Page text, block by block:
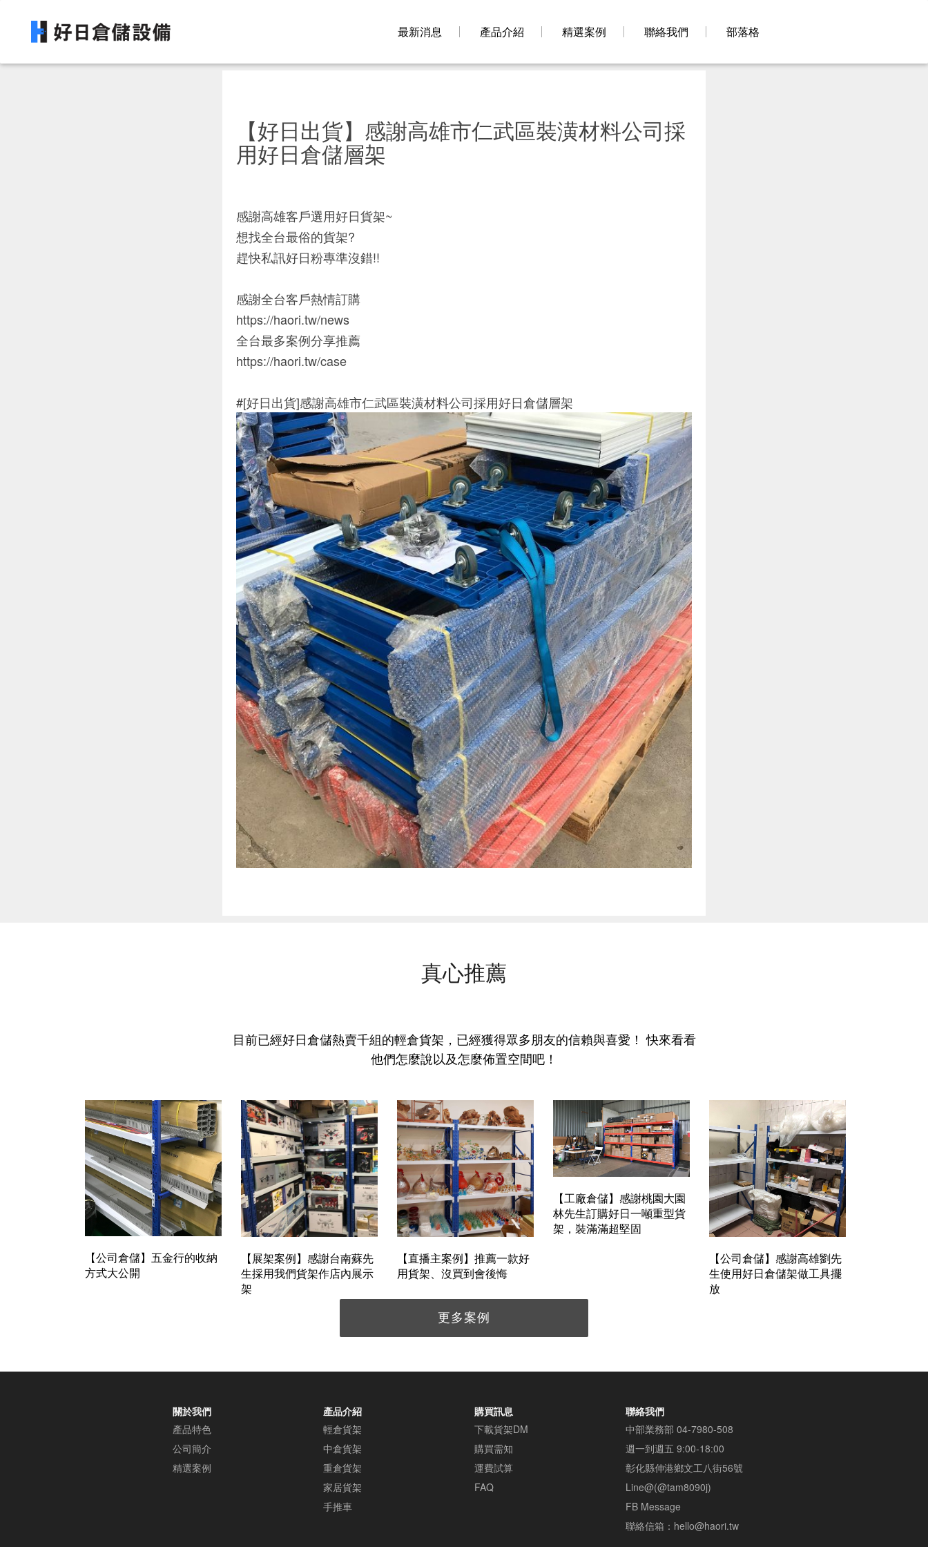
最新消息 產品介紹 精選案例 聯絡我們 部落格
【好日出貨】感謝高雄市仁武區裝潢材料公司採
用好日倉儲層架
感謝高雄客戶選用好日貨架~
想找全台最俗的貨架?
趕快私訊好日粉專準沒錯!!
感謝全台客戶熱情訂購
https://haori.tw/news
全台最多案例分享推薦
https://haori.tw/case
#[好日出貨]感謝高雄市仁武區裝潢材料公司採用好日倉儲層架
真心推薦
目前已經好日倉儲熱賣千組的輕倉貨架，已經獲得眾多朋友的信賴與喜愛！ 快來看看
他們怎麼說以及怎麼佈置空間吧！
【公司倉儲】五金行的收納
方式大公開
【展架案例】感謝台南蘇先
生採用我們貨架作店內展示
架
【直播主案例】推薦一款好
用貨架、沒買到會後悔
【工廠倉儲】感謝桃園大園
林先生訂購好日一噸重型貨
架，裝滿滿超堅固
【公司倉儲】感謝高雄劉先
生使用好日倉儲架做工具擺
放
更多案例
關於我們
產品特色
公司簡介
精選案例
產品介紹
輕倉貨架
中倉貨架
重倉貨架
家居貨架
手推車
購買訊息
下載貨架DM
購買需知
運費試算
FAQ
聯絡我們
中部業務部 04-7980-508
週一到週五 9:00-18:00
彰化縣伸港鄉文工八街56號
Line@(@tam8090j)
FB Message
聯絡信箱： hello@haori.tw